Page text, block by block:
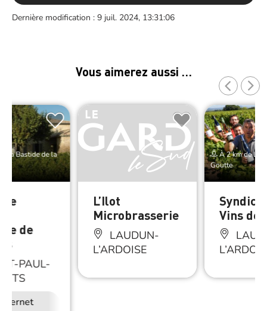
Dernière modification : 9 juil. 2024, 13:31:06
Vous aimerez aussi …
La Bastide de la
de
PAUL-
L’Ilot
Microbrasserie
LAUDUN-
L’ARDOISE
À 2 km de La
Goutte
Vins de